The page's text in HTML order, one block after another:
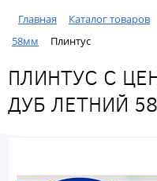
Главная Каталог товаров
58мм
Плинтус
ПЛИНТУС С
ДУБ ЛЕТНИЙ